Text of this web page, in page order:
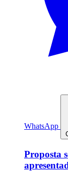
WhatsApp
Proposta